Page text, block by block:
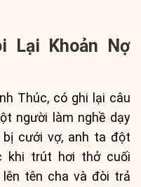
Lại Khoản Nợ
Thúc, có ghi lại câu
người làm nghề dạy
bị cưới vợ, anh ta đột
khi trút hơi thở cuối
tên cha và đòi trả